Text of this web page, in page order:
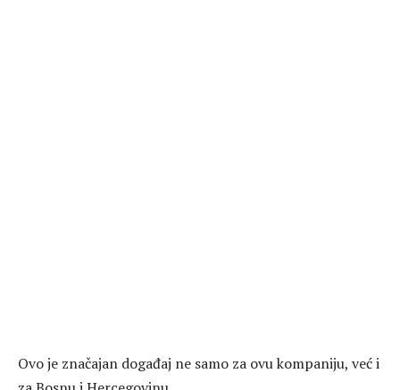
Ovo je značajan događaj ne samo za ovu kompaniju, već i